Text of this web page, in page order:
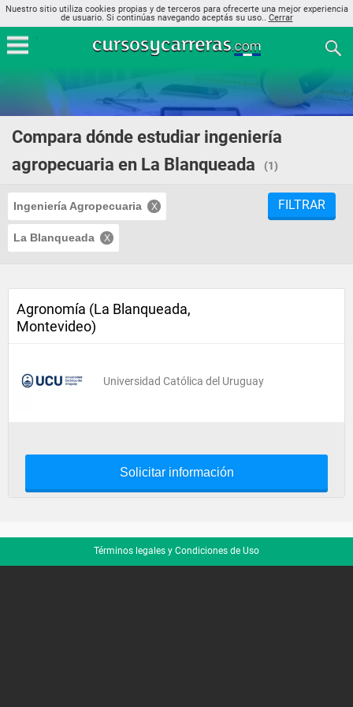
Nuestro sitio utiliza cookies propias y de terceros para ofrecerte una mejor experiencia
de usuario. Si continúas navegando aceptás su uso.. Cerrar
Compara dónde estudiar ingeniería
agropecuaria en La Blanqueada
(1)
Ingeniería Agropecuaria
La Blanqueada
FILTRAR
Agronomía (La Blanqueada,
Montevideo)
Universidad Católica del Uruguay
Solicitar información
Términos legales y Condiciones de Uso